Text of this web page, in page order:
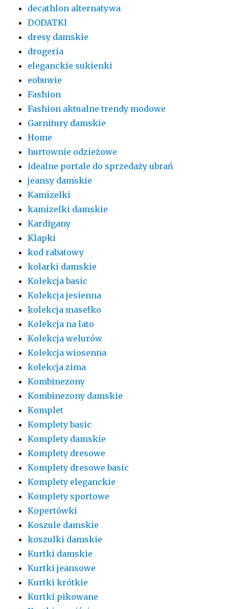
decathlon alternatywa
DODATKI
dresy damskie
drogeria
eleganckie sukienki
eobuwie
Fashion
Fashion aktualne trendy modowe
Garnitury damskie
Home
hurtownie odzieżowe
idealne portale do sprzedaży ubrań
jeansy damskie
Kamizelki
kamizelki damskie
Kardigany
Klapki
kod rabatowy
kolarki damskie
Kolekcja basic
Kolekcja jesienna
kolekcja masełko
Kolekcja na lato
Kolekcja welurów
Kolekcja wiosenna
kolekcja zima
Kombinezony
Kombinezony damskie
Komplet
Komplety basic
Komplety damskie
Komplety dresowe
Komplety dresowe basic
Komplety eleganckie
Komplety sportowe
Kopertówki
Koszule damskie
koszulki damskie
Kurtki damskie
Kurtki jeansowe
Kurtki krótkie
Kurtki pikowane